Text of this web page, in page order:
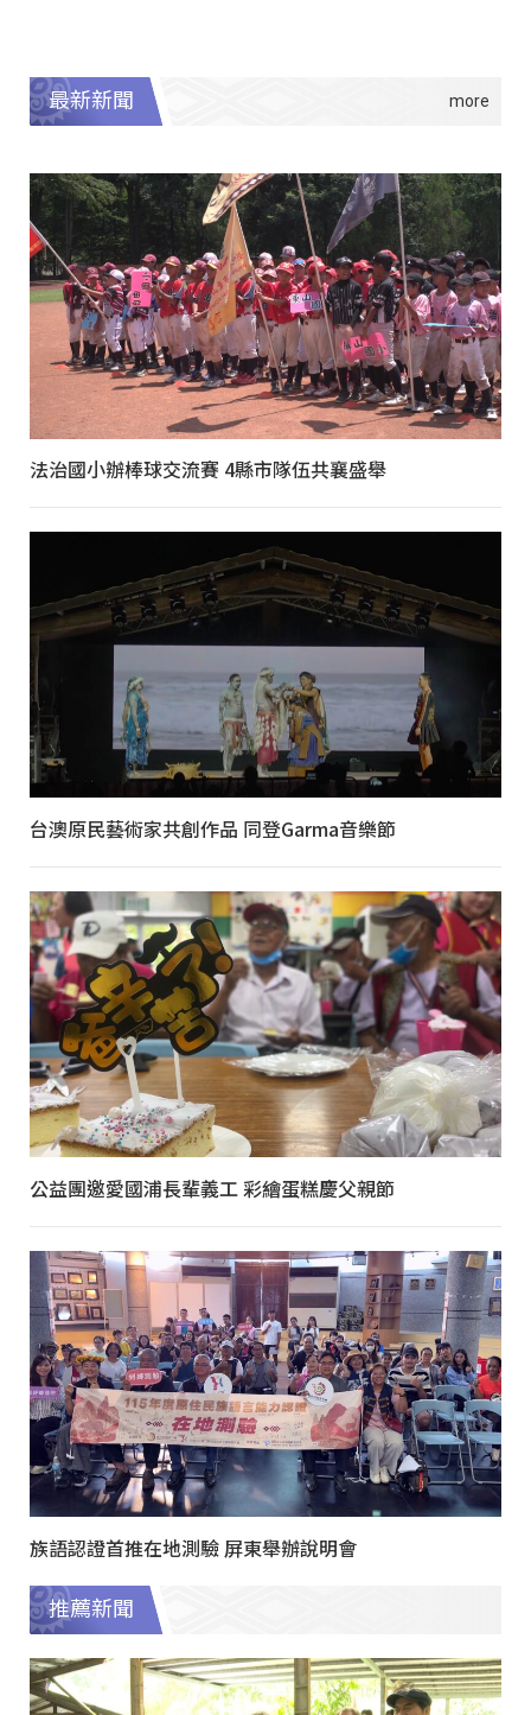
最新新聞
法治國小辦棒球交流賽 4縣市隊伍共襄盛舉
台澳原民藝術家共創作品 同登Garma音樂節
公益團邀愛國浦長輩義工 彩繪蛋糕慶父親節
族語認證首推在地測驗 屏東舉辦說明會
推薦新聞